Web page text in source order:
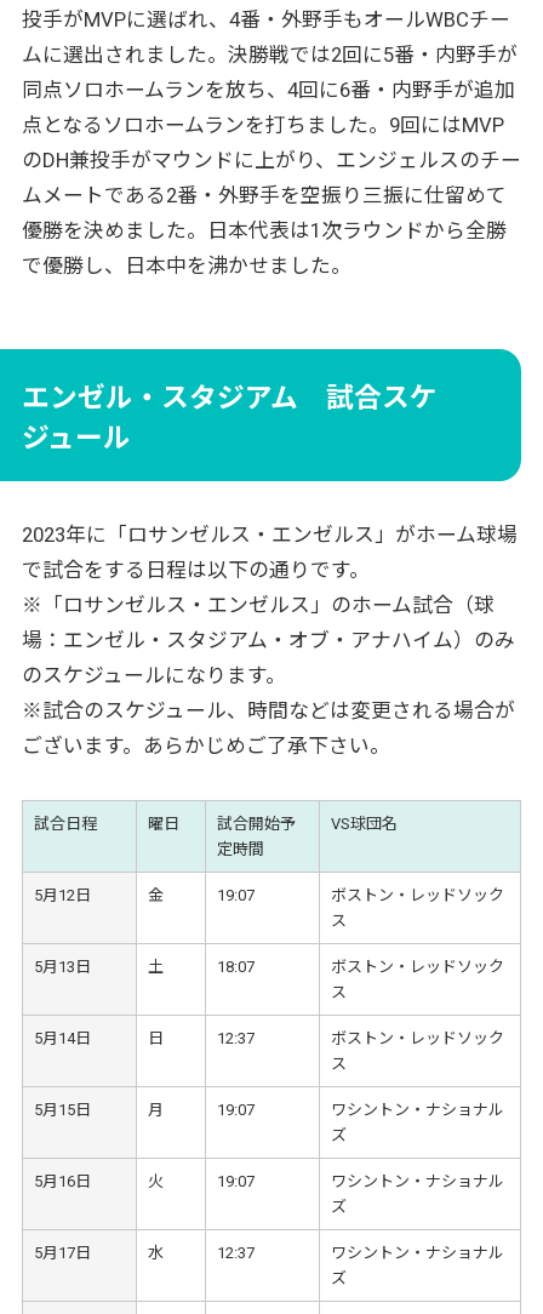
投手がMVPに選ばれ、4番・外野手もオールWBCチー
ムに選出されました。決勝戦では2回に5番・内野手が
同点ソロホームランを放ち、4回に6番・内野手が追加
点となるソロホームランを打ちました。9回にはMVP
のDH兼投手がマウンドに上がり、エンジェルスのチー
ムメートである2番・外野手を空振り三振に仕留めて
優勝を決めました。日本代表は1次ラウンドから全勝
で優勝し、日本中を沸かせました。
エンゼル・スタジアム 試合スケ
ジュール
2023年に「ロサンゼルス・エンゼルス」がホーム球場
で試合をする日程は以下の通りです。
※「ロサンゼルス・エンゼルス」のホーム試合（球
場：エンゼル・スタジアム・オブ・アナハイム）のみ
のスケジュールになります。
※試合のスケジュール、時間などは変更される場合が
ございます。あらかじめご了承下さい。
試合日程 曜日
試合開始予
定時間
VS球団名
5月12日 金 19:07
ボストン・レッドソック
ス
5月13日 土 18:07
ボストン・レッドソック
ス
5月14日 日 12:37
ボストン・レッドソック
ス
5月15日 月 19:07
ワシントン・ナショナル
ズ
5月16日 火 19:07
ワシントン・ナショナル
ズ
5月17日 水 12:37
ワシントン・ナショナル
ズ